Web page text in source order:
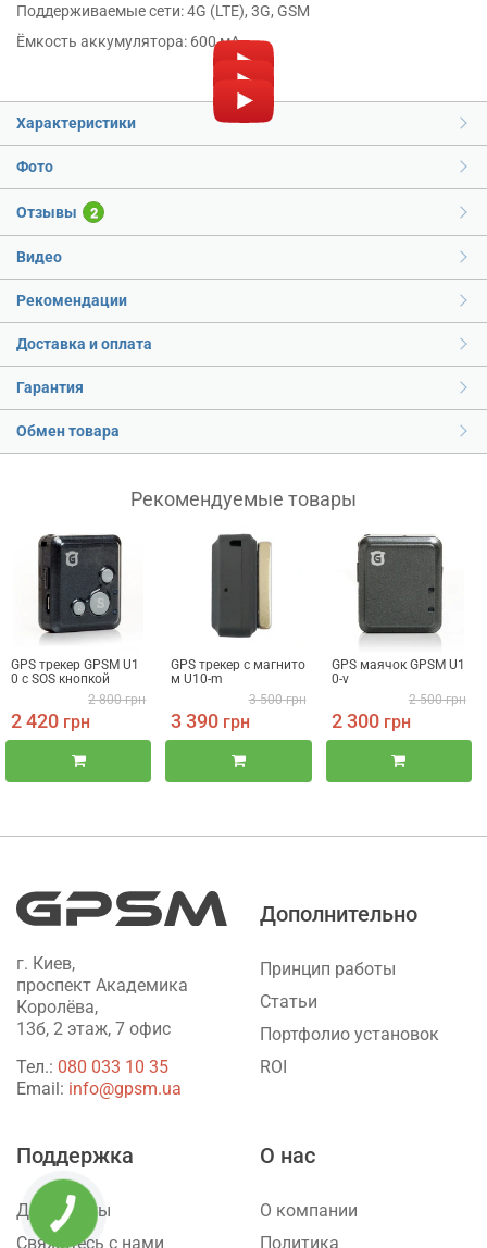
Поддерживаемые сети: 4G (LTE), 3G, GSM
Ёмкость аккумулятора: 600 мА
Характеристики
Фото
Отзывы 2
Видео
Рекомендации
Доставка и оплата
Гарантия
Обмен товара
Рекомендуемые товары
GPS трекер GPSM U1
0 с SOS кнопкой
2 800грн
2 420 грн
GPS трекер с магнито
м U10-m
3 500грн
3 390 грн
GPS маячок GPSM U1
0-v
2 500грн
2 300грн
г. Киев,
проспект Академика
Королёва,
13б, 2 этаж, 7 офис
Тел.: ‎080 033 10 35
Email: info@gpsm.ua
Дополнительно
Принцип работы
Статьи
Портфолио установок
ROI
Поддержка
Документы
Свяжитесь с нами
О нас
О компании
Политика